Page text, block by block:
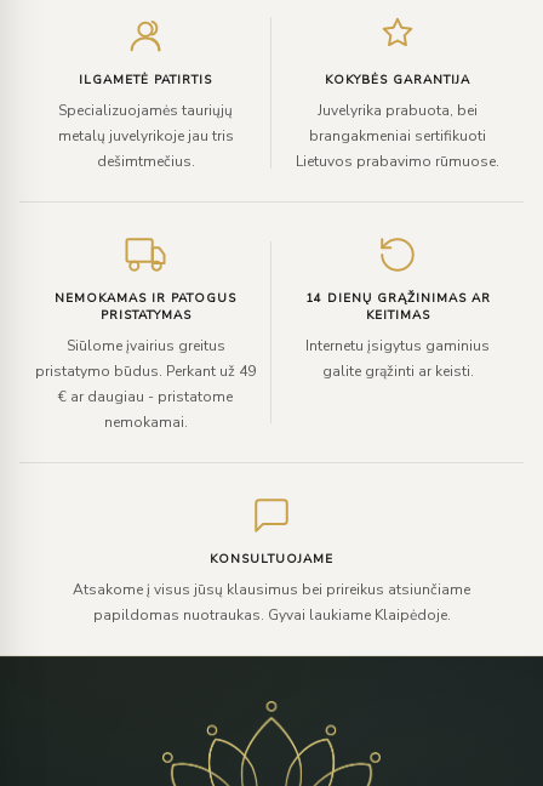
ILGAMETĖ PATIRTIS
Specializuojamės tauriųjų
metalų juvelyrikoje jau tris
dešimtmečius.
KOKYBĖS GARANTIJA
Juvelyrika prabuota, bei
brangakmeniai sertifikuoti
Lietuvos prabavimo rūmuose.
NEMOKAMAS IR PATOGUS
PRISTATYMAS
Siūlome įvairius greitus
pristatymo būdus. Perkant už 49
€ ar daugiau - pristatome
nemokamai.
14 DIENŲ GRĄŽINIMAS AR
KEITIMAS
Internetu įsigytus gaminius
galite grąžinti ar keisti.
KONSULTUOJAME
Atsakome į visus jūsų klausimus bei prireikus atsiunčiame
papildomas nuotraukas. Gyvai laukiame Klaipėdoje.